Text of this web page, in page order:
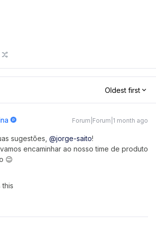
Oldest first
Forum|Forum|1 month ago
sugestões, @jorge-saito!
encaminhar ao nosso time de produto
😉
this